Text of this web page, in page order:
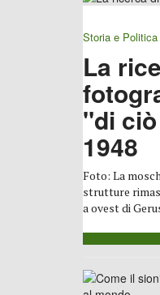
Storia e Politica
La
"di
1948
Foto: La
strutture
a ovest di